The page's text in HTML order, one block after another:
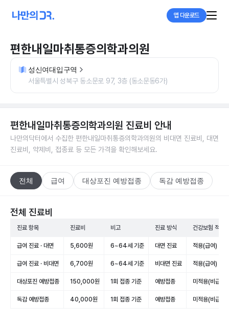
앱 다운로드
편한내일마취통증의학과의원
성신여대입구역
서울특별시 성북구 동소문로 97, 3층 (동소문동6가)
편한내일마취통증의학과의원 진료비 안내
나만의닥터에서 수집한 편한내일마취통증의학과의원의 비대면 진료비, 대면
진료비, 약제비, 접종료 등 모든 가격을 확인해보세요.
전체 급여 대상포진 예방접종 독감 예방접종
전체 진료비
진료 항목 진료비 비고 진료 방식 건강보험 적용
급여 진료 · 대면 5,600원 6~64세 기준 대면 진료 적용(급여)
급여 진료 · 비대면 6,700원 6~64세 기준 비대면 진료 적용(급여)
대상포진 예방접종 150,000원 1회 접종 기준 예방접종 미적용(비급여)
독감 예방접종 40,000원 1회 접종 기준 예방접종 미적용(비급여)